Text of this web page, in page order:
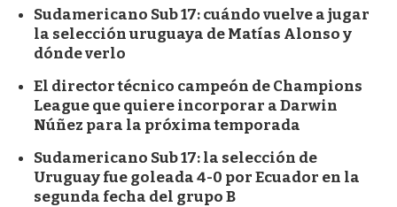
Sudamericano Sub 17: cuándo vuelve a jugar
la selección uruguaya de Matías Alonso y
dónde verlo
El director técnico campeón de Champions
League que quiere incorporar a Darwin
Núñez para la próxima temporada
Sudamericano Sub 17: la selección de
Uruguay fue goleada 4-0 por Ecuador en la
segunda fecha del grupo B